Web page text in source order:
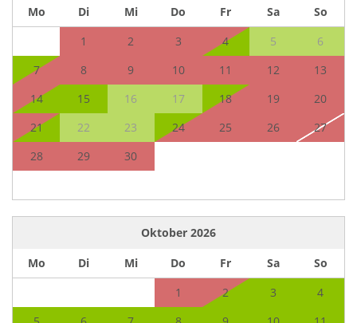
Mo
Di Mi Do Fr Sa
So
1
2 3 4 5
6
7
8 9 10 11 12
13
14
15 16 17 18 19
20
21
22 23 24 25 26
27
28
29 30
Oktober 2026
Mo
Di Mi Do Fr Sa
So
1
2 3
4